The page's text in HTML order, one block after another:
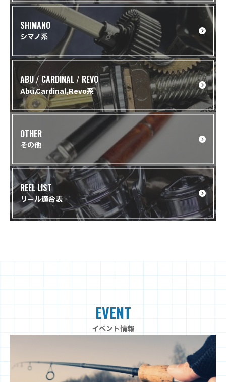
SHIMANO
シマノ系
ABU / CARDINAL / REVO
Abu,Cardinal,Revo系
OTHER
その他
REEL LIST
リール適合表
EVENT
イベント情報